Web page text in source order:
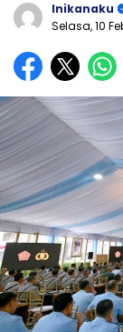
Inikanaku
Selasa, 10